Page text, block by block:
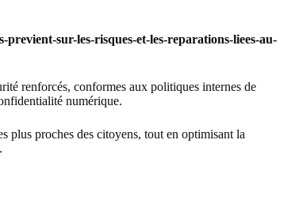
sur-les-risques-et-les-reparations-liees-au-
renforcés, conformes aux politiques internes de
numérique.
plus proches des citoyens, tout en optimisant la